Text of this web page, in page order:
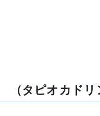
タピオカドリ